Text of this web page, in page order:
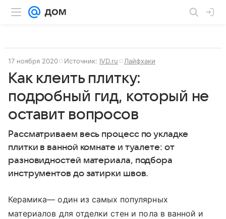
17 ноября 2020 Источник: IVD.ru Лайфхаки
Как клеить плитку:
подробный гид, который не
оставит вопросов
Рассматриваем весь процесс по укладке
плитки в ванной комнате и туалете: от
разновидностей материала, подбора
инструментов до затирки швов.
Керамика— один из самых популярных
материалов для отделки стен и пола в ванной и